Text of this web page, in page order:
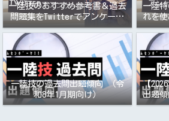
一陸技のおすすめ参考書＆過去
問題集をTwitterでアンケート
取りました
一陸
れを
一陸技の過去問出題傾向 （令
和8年1月期向け）
【
出題